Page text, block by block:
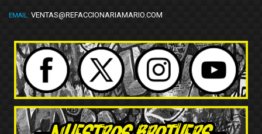
EMAIL: VENTAS@REFACCIONARIAMARIO.COM